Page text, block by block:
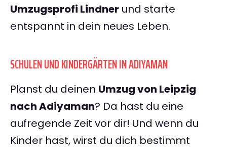
Umzugsprofi Lindner und starte
entspannt in dein neues Leben.
SCHULEN UND KINDERGÄRTEN IN ADIYAMAN
Planst du deinen Umzug von Leipzig
nach Adiyaman? Da hast du eine
aufregende Zeit vor dir! Und wenn du
Kinder hast, wirst du dich bestimmt